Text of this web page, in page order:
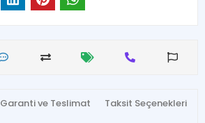
Garanti ve Teslimat Taksit Seçenekleri